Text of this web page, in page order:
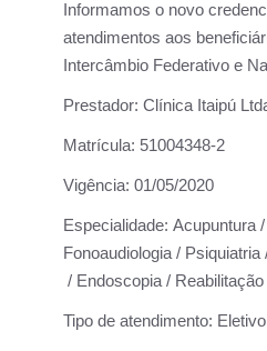
Informamos o novo
atendimentos aos
Intercâmbio Federativo e
Prestador: Clínica Itaipú
Matrícula: 51004348-2
Vigência: 01/05/2020
Especialidade: Acupuntura
Fonoaudiologia /
/ Endoscopia /
Tipo de atendimento: Eletivo